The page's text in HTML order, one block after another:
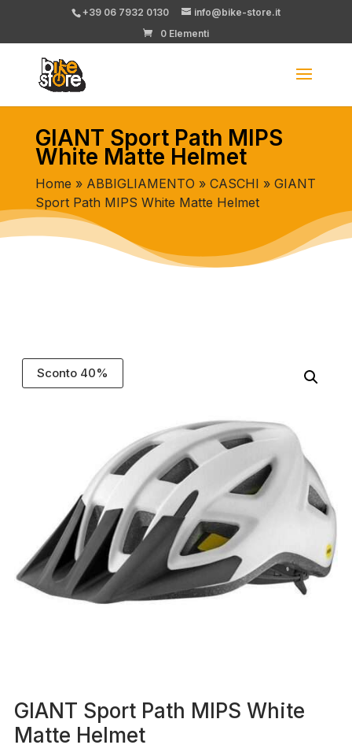
+39 06 7932 0130
info@bike-store.it
0 Elementi
GIANT Sport Path MIPS
White Matte Helmet
Home » ABBIGLIAMENTO » CASCHI » GIANT
Sport Path MIPS White Matte Helmet
Sconto 40%
GIANT Sport Path MIPS White
Matte Helmet